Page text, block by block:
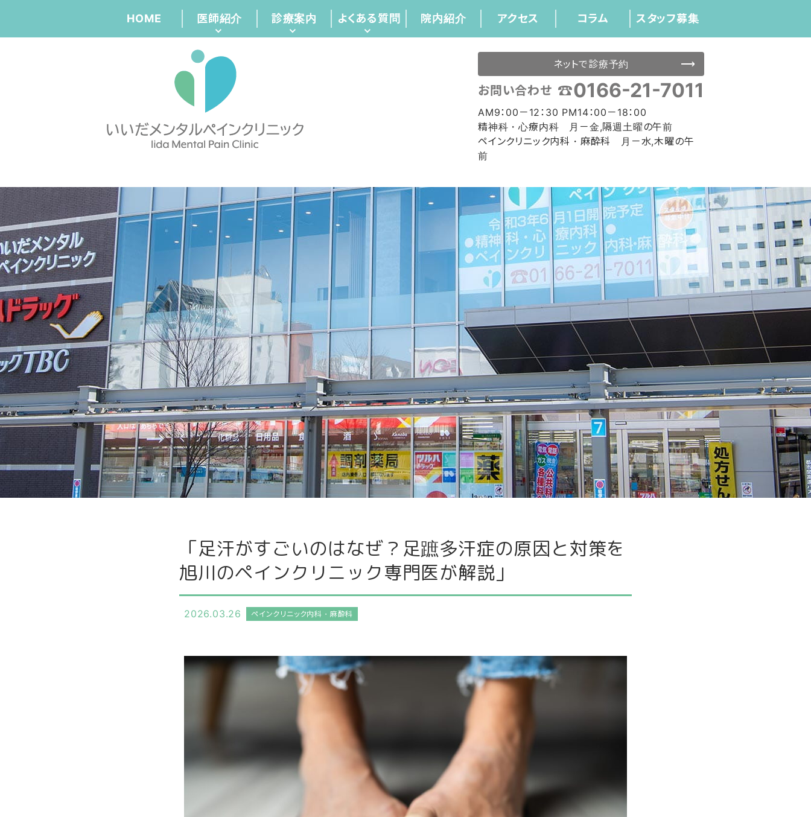
HOME 医師紹介 診療案内 よくある質問 院内紹介 アクセス コラム スタッフ募集
ネットで診療予約
お問い合わせ 0166-21-7011
AM9：00－12：30 PM14：00－18：00
精神科・心療内科 月－金,隔週土曜の午前
ペインクリニック内科・麻酔科 月－水,木曜の午
前
「足汗がすごいのはなぜ？足蹠多汗症の原因と対策を
旭川のペインクリニック専門医が解説」
2026.03.26 ペインクリニック内科・麻酔科